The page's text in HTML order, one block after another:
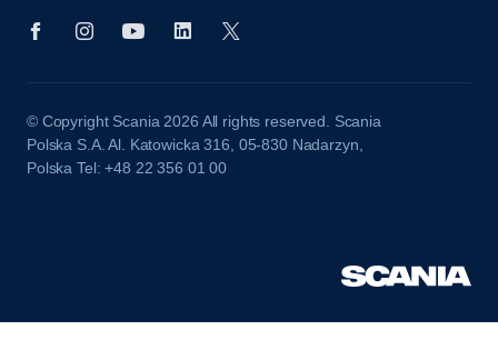
© Copyright Scania 2026 All rights reserved. Scania
Polska S.A. Al. Katowicka 316, 05-830 Nadarzyn,
Polska Tel: +48 22 356 01 00